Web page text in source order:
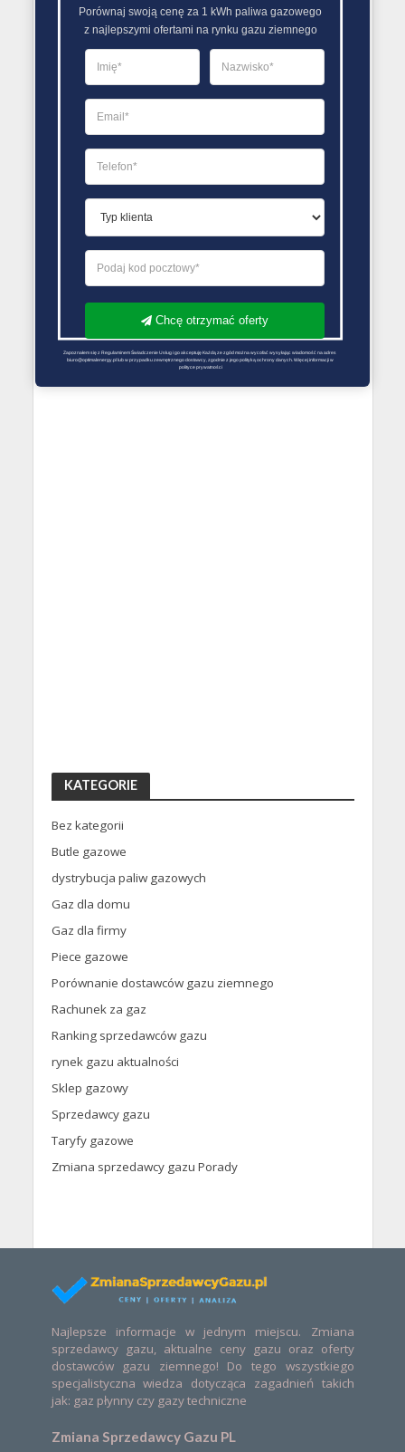
Poza tym na butli stosowanej do przechowywania
gazów technicznych nie może też brakować
informacji o: masie pustego zbiornika,
dopuszczalnym ciśnieniu roboczym, wymogach
wyprodukowania..
PORÓWNYWARKA OFERT GAZU
KATEGORIE
Bez kategorii
Butle gazowe
dystrybucja paliw gazowych
Gaz dla domu
Gaz dla firmy
Piece gazowe
Porównanie dostawców gazu ziemnego
Rachunek za gaz
Ranking sprzedawców gazu
rynek gazu aktualności
Sklep gazowy
Sprzedawcy gazu
Taryfy gazowe
Zmiana sprzedawcy gazu Porady
Najlepsze informacje w jednym miejscu. Zmiana
sprzedawcy gazu, aktualne ceny gazu oraz oferty
dostawców gazu ziemnego! Do tego wszystkiego
specjalistyczna wiedza dotycząca zagadnień takich
jak: gaz płynny czy gazy techniczne
Zmiana Sprzedawcy Gazu PL
Porównaj swoją cenę za 1 kWh paliwa gazowego
z najlepszymi ofertami na rynku gazu ziemnego
Chcę otrzymać oferty
Zapoznałem się z Regulaminem Świadczenie Usług i go akceptuję Każdą ze zgód można wycofać wysyłając wiadomość na adres
biuro@optimalenergy.pl lub w przypadku zewnętrznego dostawcy, zgodnie z jego polityką ochrony danych. Więcej informacji w
polityce prywatności